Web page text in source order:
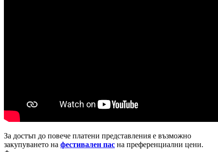
За достъп до повече платени представления е възможно
закупуването на фестивален пас на преференциални цени.